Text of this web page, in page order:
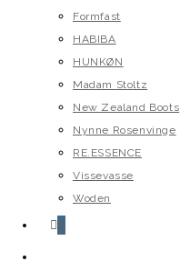
Formfast
HABIBA
HUNKØN
Madam Stoltz
New Zealand Boots
Nynne Rosenvinge
RE.ESSENCE
Vissevasse
Woden
0